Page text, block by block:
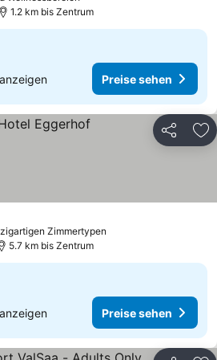
1.2 km bis Zentrum
anzeigen Preise sehen
Teilen
Zimmertypen
5.7 km bis Zentrum
anzeigen Preise sehen